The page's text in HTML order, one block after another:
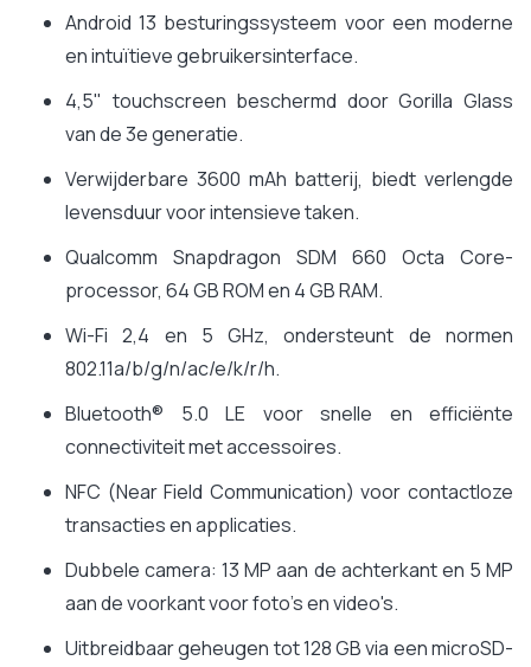
Android 13 besturingssysteem voor een moderne
en intuïtieve gebruikersinterface.
4,5" touchscreen beschermd door Gorilla Glass
van de 3e generatie.
Verwijderbare 3600 mAh batterij, biedt verlengde
levensduur voor intensieve taken.
Qualcomm Snapdragon SDM 660 Octa Core-
processor, 64 GB ROM en 4 GB RAM.
Wi-Fi 2,4 en 5 GHz, ondersteunt de normen
802.11a/b/g/n/ac/e/k/r/h.
Bluetooth® 5.0 LE voor snelle en efficiënte
connectiviteit met accessoires.
NFC (Near Field Communication) voor contactloze
transacties en applicaties.
Dubbele camera: 13 MP aan de achterkant en 5 MP
aan de voorkant voor foto's en video's.
Uitbreidbaar geheugen tot 128 GB via een microSD-